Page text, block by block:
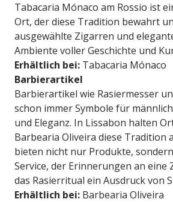
Tabacaria Mónaco am Rossio ist
Ort, der diese Tradition bewahrt
ausgewählte Zigarren und
Ambiente voller Geschichte und
Erhältlich bei: Tabacaria Mónaco
Barbierartikel
Barbierartikel wie Rasiermesser
schon immer Symbole für
und Eleganz. In Lissabon halten
Barbearia Oliveira diese Tradition
bieten nicht nur Produkte,
Service, der Erinnerungen an eine
das Rasierritual ein Ausdruck von
Erhältlich bei: Barbearia Oliveira